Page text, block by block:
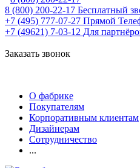
8 (800) 200-22-17 Бесплатный
+7 (495) 777-07-27 Прямой
+7 (49621) 7-03-12 Для
Заказать звонок
О фабрике
Покупателям
Корпоративным клиентам
Дизайнерам
Сотрудничество
...